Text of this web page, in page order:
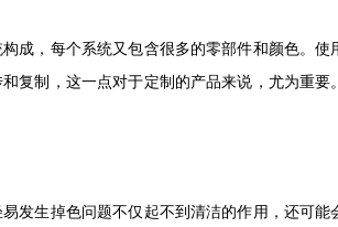
成，每个系统又包含很多的零部件和颜色。使
复制，这一点对于定制的产品来说，尤为重要
发生掉色问题不仅起不到清洁的作用，还可能